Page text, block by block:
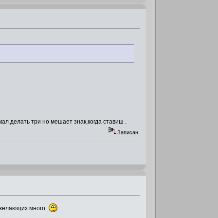
делать три но мешает знак,когда ставиш .
Записан
много